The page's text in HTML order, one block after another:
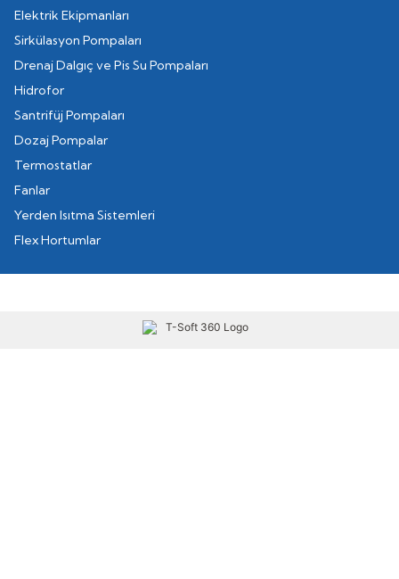
Elektrik Ekipmanları
Sirkülasyon Pompaları
Drenaj Dalgıç ve Pis Su Pompaları
Hidrofor
Santrifüj Pompaları
Dozaj Pompalar
Termostatlar
Fanlar
Yerden Isıtma Sistemleri
Flex Hortumlar